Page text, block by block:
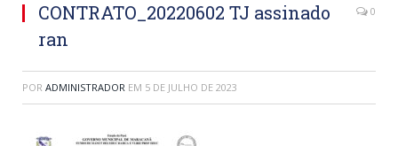
CONTRATO_20220602 TJ assinado
ran
0
POR ADMINISTRADOR EM 5 DE JULHO DE 2023